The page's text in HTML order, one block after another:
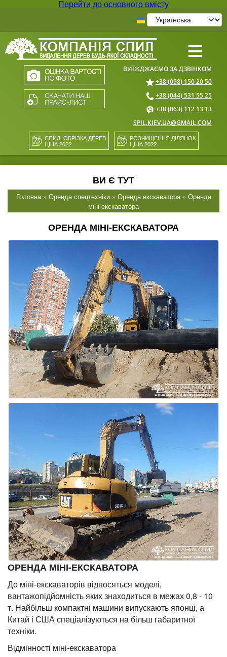
Перейти до основного вмісту
≡
+38 (098) 150 20 50
+38 (044) 531 55 25
+38 (063) 112 13 13
SPIL.KIEV.UA@GMAIL.COM
СПИЛ, ОБРІЗКА ДЕРЕВ
ЦІНА 2022
РОЗЧИЩЕННЯ ДІЛЯНОК
ЦІНА 2022
ВИ Є ТУТ
Головна» Оренда спецтехніки» Оренда екскаватора» Оренда
міні-екскаватора
ОРЕНДА МІНІ-ЕКСКАВАТОРА
ОРЕНДА МІНІ-ЕКСКАВАТОРА
До міні-екскаваторів відносяться моделі,
вантажопідйомність яких знаходиться в межах 0,8 - 10
т. Найбільш компактні машини випускають японці, а
Китай і США спеціалізуються на більш габаритної
техніки.
Відмінності міні-екскаватора